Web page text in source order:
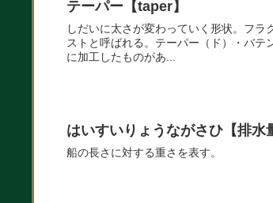
テーパー【taper】
しだいに太さが変わっていく形状。フ
ストと呼ばれる。テーパー（ド）・バテ
に加工したものがあ...
はいすいりょうながさひ【排水
船の長さに対する重さを表す。